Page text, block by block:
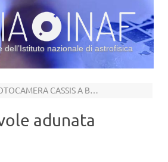
dell’Istituto nazionale di astrofisica
GLI SCATTI DELLA FOTOCAMERA CASSIS A BORDO DI TGO
adunata